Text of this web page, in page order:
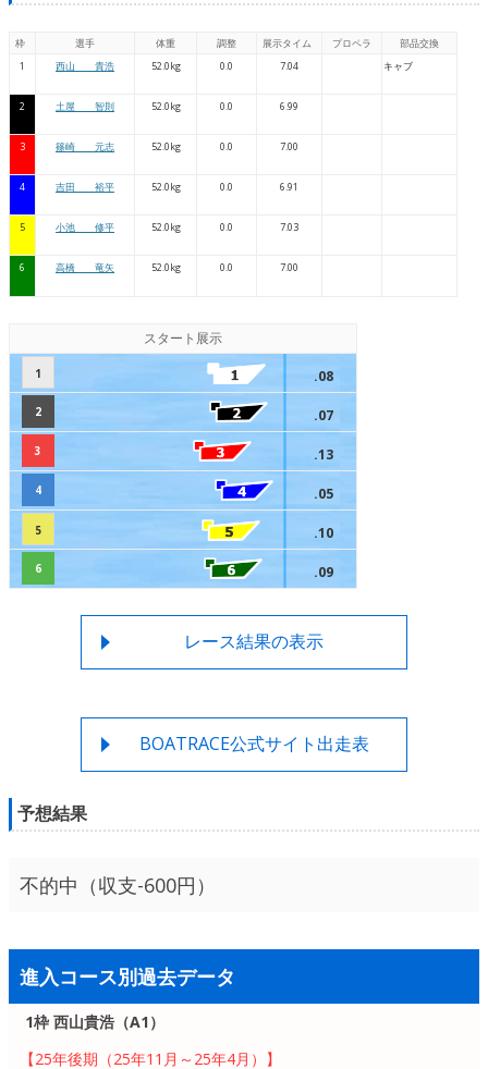
枠 選手 体重 調整 展示タイム プロペラ
部品交換
1
西山 貴浩 52.0kg 0.0 7.04 キャブ
2 土屋 智則 52.0kg 0.0 6.99
3 篠崎 元志 52.0kg 0.0 7.00
4 吉田 裕平 52.0kg 0.0 6.91
5 小池 修平 52.0kg 0.0 7.03
6 高橋 竜矢 52.0kg 0.0 7.00
スタート展示
1 .08
2 .07
3 .13
4 .05
5 .10
6 .09
レース結果の表示
BOATRACE公式サイト出走表
予想結果
不的中（収支-600円）
進入コース別過去データ
1枠 西山貴浩（A1）
【25年後期（25年11月～25年4月）】